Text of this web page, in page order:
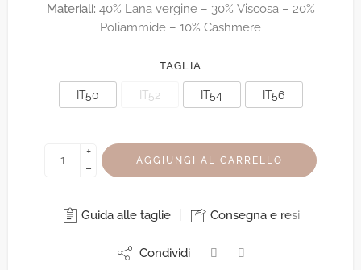
Materiali: 40% Lana vergine – 30% Viscosa – 20%
Poliammide – 10% Cashmere
TAGLIA
IT50 IT52 IT54 IT56
+
−
AGGIUNGI AL CARRELLO
Guida alle taglie Consegna e resi
Condividi